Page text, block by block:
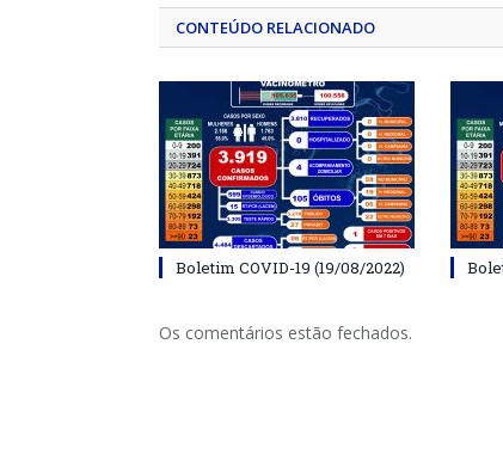
CONTEÚDO RELACIONADO
Boletim COVID-19 (19/08/2022)
Os comentários estão fechados.